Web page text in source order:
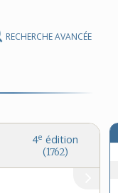
RECHERCHE AVANCÉE
4e édition
(1762)